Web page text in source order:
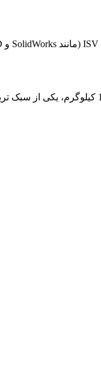
ISV (مانند SolidWorks و
یکی از بهترین گزینه‌ها برای مهندسانی است که به دنبال ترکیبی از زیبایی، وزن کم و